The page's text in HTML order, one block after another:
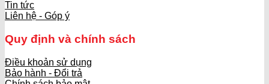
Tin tức
Liên hệ - Góp ý
Quy định và chính sách
Điều khoản sử dụng
Bảo hành - Đổi trả